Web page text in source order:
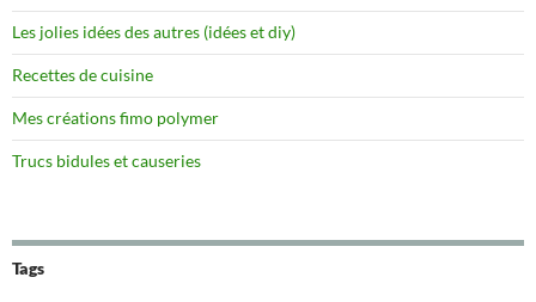
Les jolies idées des autres (idées et diy)
Recettes de cuisine
Mes créations fimo polymer
Trucs bidules et causeries
Tags